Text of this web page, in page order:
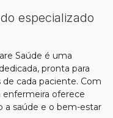
especializado
Saúde é uma
pronta para
cada paciente. Com
enfermeira oferece
a saúde e o bem-estar